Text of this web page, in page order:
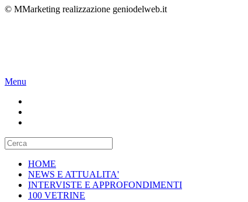
© MMarketing realizzazione geniodelweb.it
Menu
HOME
NEWS E ATTUALITA'
INTERVISTE E APPROFONDIMENTI
100 VETRINE